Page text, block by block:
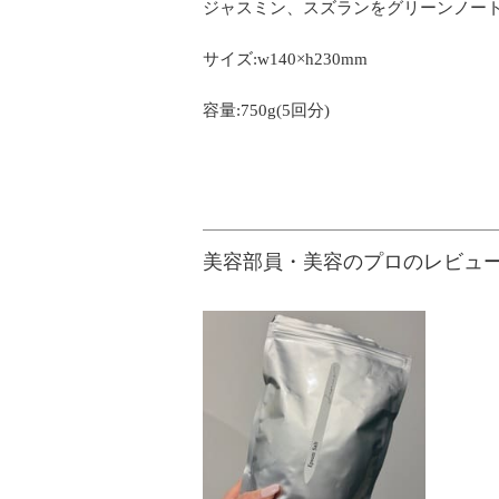
ジャスミン、スズランをグリーンノー
サイズ:w140×h230mm
容量:750g(5回分)
美容部員・美容のプロのレビュ